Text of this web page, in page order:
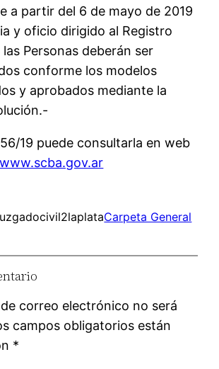
a partir del 6 de mayo de 2019
y oficio dirigido al Registro
Personas deberán ser
conforme los modelos
y aprobados mediante la
19 puede consultarla en web
www.scba.gov.ar
Carpeta General
correo electrónico no será
campos obligatorios están
*